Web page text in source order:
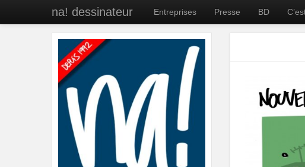
na! dessinateur Entreprises Presse BD